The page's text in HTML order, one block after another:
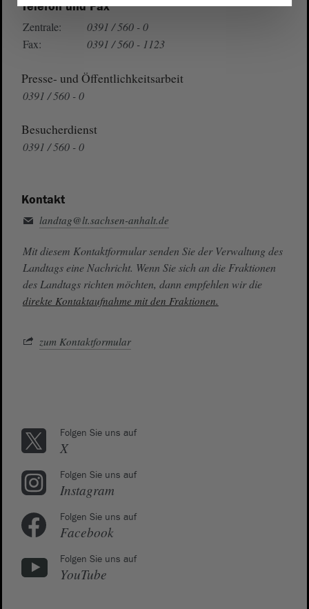
Telefon und Fax
Zentrale:
0391 / 560 - 0
Fax:
0391 / 560 - 1123
Presse- und Öffentlichkeitsarbeit
0391 / 560 - 0
Besucherdienst
0391 / 560 - 0
Kontakt
landtag@lt.sachsen-anhalt.de
Mit diesem Kontaktformular senden Sie der Verwaltung des
Landtags eine Nachricht. Wenn Sie sich an die Fraktionen
des Landtags richten möchten, dann empfehlen wir die
direkte Kontaktaufnahme mit den Fraktionen.
zum Kontaktformular
Folgen Sie uns auf
X
Folgen Sie uns auf
Instagram
Folgen Sie uns auf
Facebook
Folgen Sie uns auf
YouTube